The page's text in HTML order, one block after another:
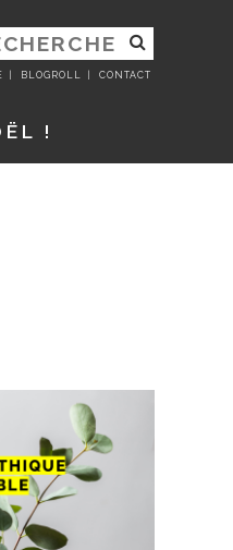
BLOGROLL CONTACT
!